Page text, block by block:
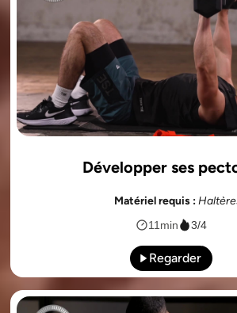
Développer ses
Matériel requis :
11min 3/4
Regarder